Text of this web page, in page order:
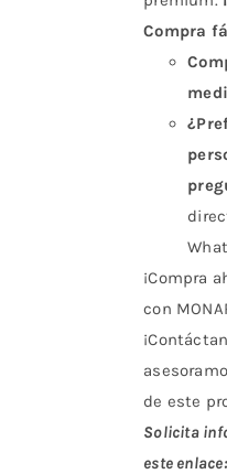
Compra
¡Compra
con
de este
Solicita
este enlace: